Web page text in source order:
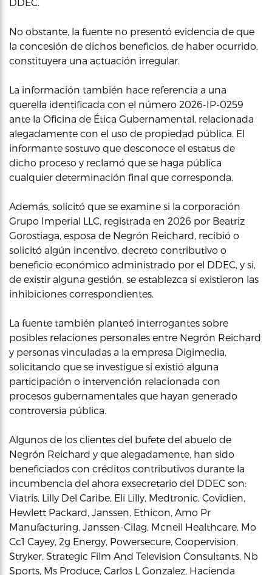
No obstante, la fuente no presentó evidencia de que
la concesión de dichos beneficios, de haber ocurrido,
constituyera una actuación irregular.
La información también hace referencia a una
querella identificada con el número 2026-IP-0259
ante la Oficina de Ética Gubernamental, relacionada
alegadamente con el uso de propiedad pública. El
informante sostuvo que desconoce el estatus de
dicho proceso y reclamó que se haga pública
cualquier determinación final que corresponda.
Además, solicitó que se examine si la corporación
Grupo Imperial LLC, registrada en 2026 por Beatriz
Gorostiaga, esposa de Negrón Reichard, recibió o
solicitó algún incentivo, decreto contributivo o
beneficio económico administrado por el DDEC, y si,
de existir alguna gestión, se establezca si existieron las
inhibiciones correspondientes.
La fuente también planteó interrogantes sobre
posibles relaciones personales entre Negrón Reichard
y personas vinculadas a la empresa Digimedia,
solicitando que se investigue si existió alguna
participación o intervención relacionada con
procesos gubernamentales que hayan generado
controversia pública.
Algunos de los clientes del bufete del abuelo de
Negrón Reichard y que alegadamente, han sido
beneficiados con créditos contributivos durante la
incumbencia del ahora exsecretario del DDEC son:
Viatris, Lilly Del Caribe, Eli Lilly, Medtronic, Covidien,
Hewlett Packard, Janssen, Ethicon, Amo Pr
Manufacturing, Janssen-Cilag, Mcneil Healthcare, Mo
Cc1 Cayey, 2g Energy, Powersecure, Coopervision,
Stryker, Strategic Film And Television Consultants, Nb
Sports, Ms Produce, Carlos L Gonzalez, Hacienda